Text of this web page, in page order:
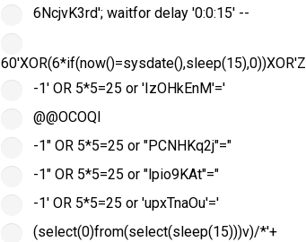
6NcjvK3rd'; waitfor delay '0:0:15' --
60'XOR(6*if(now()=sysdate(),sleep(15),0))XOR'Z
-1' OR 5*5=25 or 'IzOHkEnM'='
@@OCOQl
-1" OR 5*5=25 or "PCNHKq2j"="
-1" OR 5*5=25 or "lpio9KAt"="
-1' OR 5*5=25 or 'upxTnaOu'='
(select(0)from(select(sleep(15)))v)/*'+